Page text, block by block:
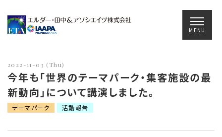
Main Navigation MENU
2022-11-03 (Thu)
今年も「世界のテーマパーク・集客施設の最
新動向」について講演しました。
テーマパーク 活動報告